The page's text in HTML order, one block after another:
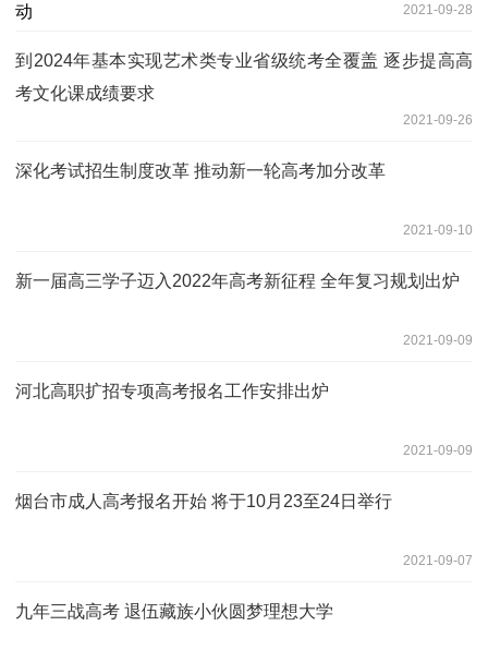
2021-09-28
到2024年基本实现艺术类专业省级统考全覆盖 逐步提高高
考文化课成绩要求
2021-09-26
深化考试招生制度改革 推动新一轮高考加分改革
2021-09-10
新一届高三学子迈入2022年高考新征程 全年复习规划出炉
2021-09-09
河北高职扩招专项高考报名工作安排出炉
2021-09-09
烟台市成人高考报名开始 将于10月23至24日举行
2021-09-07
九年三战高考 退伍藏族小伙圆梦理想大学